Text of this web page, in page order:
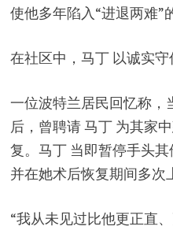
使他多年陷入“进退两难”
在社区中，马丁 以诚实守
一位波特兰居民回忆称，
后，曾聘请 马丁 为其家
复。马丁 当即暂停手头
并在她术后恢复期间多次
“我从未见过比他更正直